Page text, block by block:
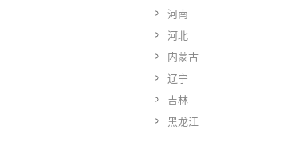
河南
河北
内蒙古
辽宁
吉林
黑龙江